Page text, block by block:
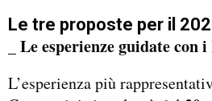
Le tre proposte per il
_ Le esperienze guidate
L’esperienza più